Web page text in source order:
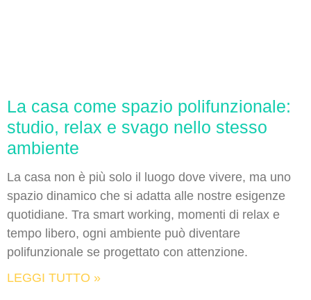
La casa come spazio polifunzionale:
studio, relax e svago nello stesso
ambiente
La casa non è più solo il luogo dove vivere, ma uno
spazio dinamico che si adatta alle nostre esigenze
quotidiane. Tra smart working, momenti di relax e
tempo libero, ogni ambiente può diventare
polifunzionale se progettato con attenzione.
LEGGI TUTTO »